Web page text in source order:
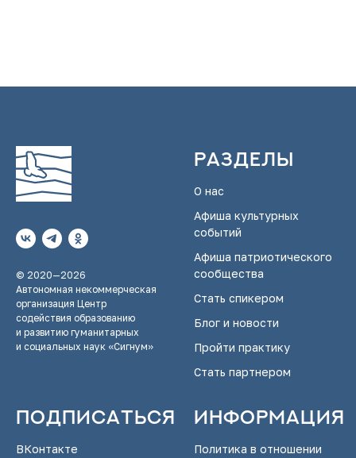
© 2020—2026
Автономная некоммерческая
организация Центр
содействия образованию
и развитию гуманитарных
и социальных наук «Сигнум»
Разделы
О нас
Афиша культурных
событий
Афиша патриотического
сообщества
Стать спикером
Блог и новости
Пройти практику
Стать партнером
Подписаться
ВКонтакте
Информация
Политика в отношении